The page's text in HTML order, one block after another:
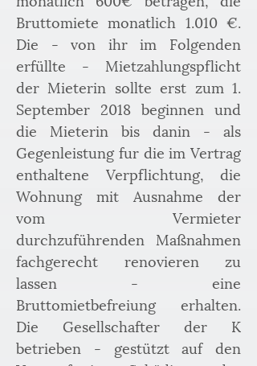
Bruttomiete monatlich 1.010 €.
Die - von ihr im Folgenden
erfüllte - Mietzahlungspflicht
der Mieterin sollte erst zum 1.
September 2018 beginnen und
die Mieterin bis danin - als
Gegenleistung fur die im Vertrag
enthaltene Verpflichtung, die
Wohnung mit Ausnahme der
vom Vermieter
durchzuführenden Maßnahmen
fachgerecht renovieren zu
lassen - eine
Bruttomietbefreiung erhalten.
Die Gesellschafter der K
betrieben - gestützt auf den